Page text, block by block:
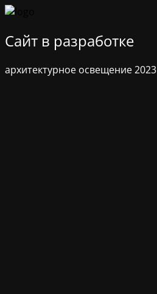
Сайт в разработке
архитектурное освещение 2023